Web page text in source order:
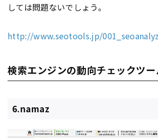
しては問題ないでしょう。
http://www.seotools.jp/
検索エンジンの動向チェックツ
6.namaz